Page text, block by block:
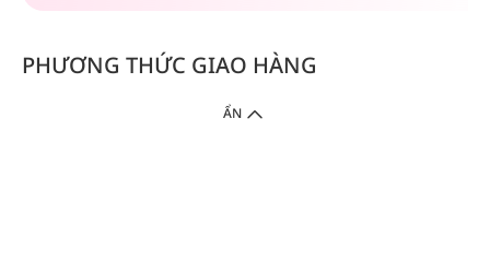
PHƯƠNG THỨC GIAO HÀNG
ẨN